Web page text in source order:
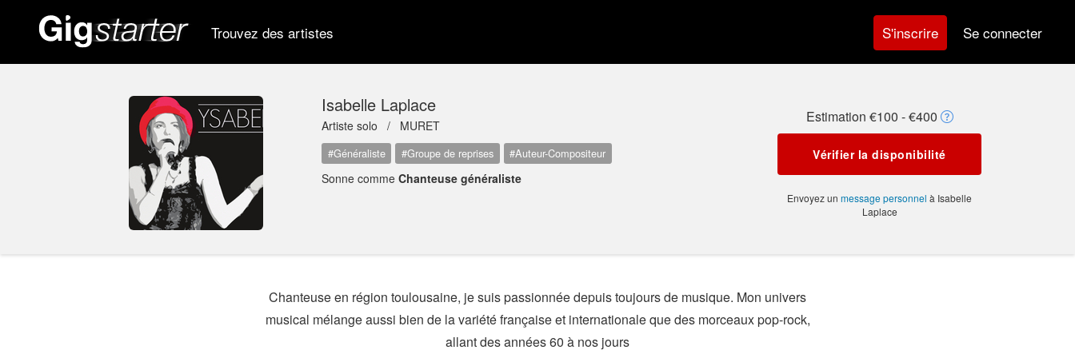
Trouvez des artistes S'inscrire Se connecter
Isabelle Laplace
Artiste solo / MURET
#Généraliste #Groupe de reprises #Auteur-Compositeur
Sonne comme Chanteuse généraliste
Estimation €100 - €400
Vérifier la disponibilité
Envoyez un message personnel à Isabelle
Laplace
Chanteuse en région toulousaine, je suis passionnée depuis toujours de musique. Mon univers
musical mélange aussi bien de la variété française et internationale que des morceaux pop-rock,
allant des années 60 à nos jours